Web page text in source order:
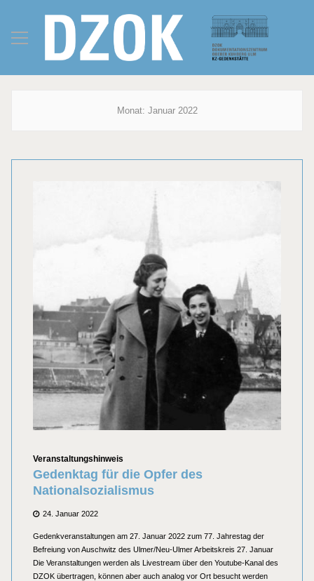
Monat: Januar 2022
Kategorien
Veranstaltungshinweis
Gedenktag für die Opfer des
Nationalsozialismus
Posted
24. Januar 2022
Gedenkveranstaltungen am 27. Januar 2022 zum 77. Jahrestag der
Befreiung von Auschwitz des Ulmer/Neu-Ulmer Arbeitskreis 27. Januar
Die Veranstaltungen werden als Livestream über den Youtube-Kanal des
DZOK übertragen, können aber auch analog vor Ort besucht werden